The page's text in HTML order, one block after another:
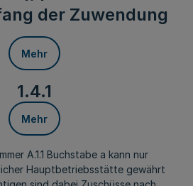
der Zuwendung
Mehr
1.4.1
Mehr
A.1.1 Buchstabe a kann nur
Hauptbetriebsstätte gewährt